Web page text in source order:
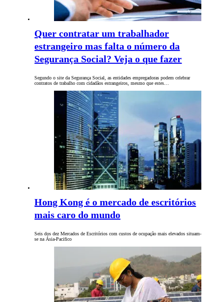
Quer contratar um trabalhador
estrangeiro mas falta o número da
Segurança Social? Veja o que fazer
Segundo o site da Segurança Social, as entidades empregadoras podem celebrar
contratos de trabalho com cidadãos estrangeiros, mesmo que estes…
Hong Kong é o mercado de escritórios
mais caro do mundo
Seis dos dez Mercados de Escritórios com custos de ocupação mais elevados situam-
se na Ásia-Pacifico